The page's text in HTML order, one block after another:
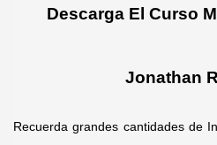
Descarga El Curso
Jonathan
Recuerda grandes cantidades de